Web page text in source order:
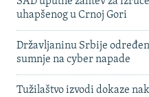
uhapšenog u Crnoj Gori
Državljaninu Srbije
sumnje na cyber napade
Tužilaštvo izvodi dokaze